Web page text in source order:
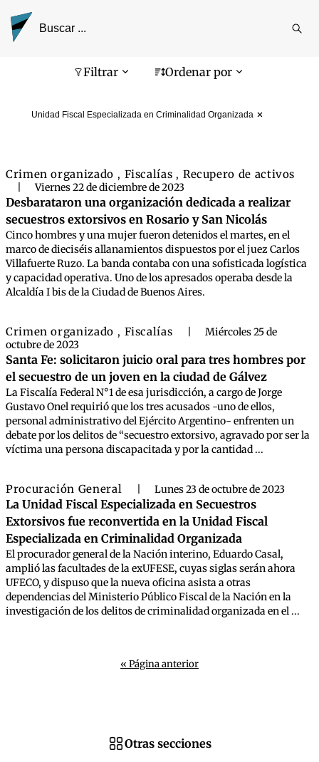
Filtrar Ordenar por
Unidad Fiscal Especializada en Criminalidad Organizada
Pantalla de búsqueda
Crimen organizado , Fiscalías , Recupero de activos
Viernes 22 de diciembre de 2023
Desbarataron una organización dedicada a realizar
secuestros extorsivos en Rosario y San Nicolás
Cinco hombres y una mujer fueron detenidos el martes, en el
marco de dieciséis allanamientos dispuestos por el juez Carlos
Villafuerte Ruzo. La banda contaba con una sofisticada logística
y capacidad operativa. Uno de los apresados operaba desde la
Alcaldía I bis de la Ciudad de Buenos Aires.
Crimen organizado , Fiscalías
Miércoles 25 de
octubre de 2023
Santa Fe: solicitaron juicio oral para tres hombres por
el secuestro de un joven en la ciudad de Gálvez
La Fiscalía Federal N°1 de esa jurisdicción, a cargo de Jorge
Gustavo Onel requirió que los tres acusados -uno de ellos,
personal administrativo del Ejército Argentino- enfrenten un
debate por los delitos de “secuestro extorsivo, agravado por ser la
víctima una persona discapacitada y por la cantidad ...
Procuración General Lunes 23 de octubre de 2023
La Unidad Fiscal Especializada en Secuestros
Extorsivos fue reconvertida en la Unidad Fiscal
Especializada en Criminalidad Organizada
El procurador general de la Nación interino, Eduardo Casal,
amplió las facultades de la exUFESE, cuyas siglas serán ahora
UFECO, y dispuso que la nueva oficina asista a otras
dependencias del Ministerio Público Fiscal de la Nación en la
investigación de los delitos de criminalidad organizada en el ...
« Página anterior
Otras secciones